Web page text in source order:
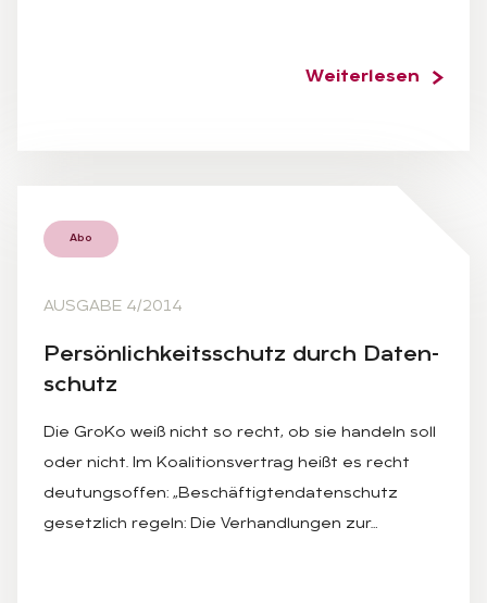
Weiterlesen
Abo
AUSGABE 4/2014
Per­sön­lich­keits­schutz durch Da­ten­
schutz
Die GroKo weiß nicht so recht, ob sie handeln soll
oder nicht. Im Koalitionsvertrag heißt es recht
deutungsoffen: „Beschäftigtendatenschutz
gesetzlich regeln: Die Verhandlungen zur…